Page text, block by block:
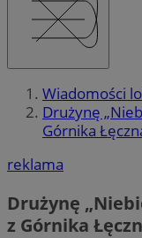
Wiadomości
Drużynę
Górnika
reklama
Drużynę
z Górnika